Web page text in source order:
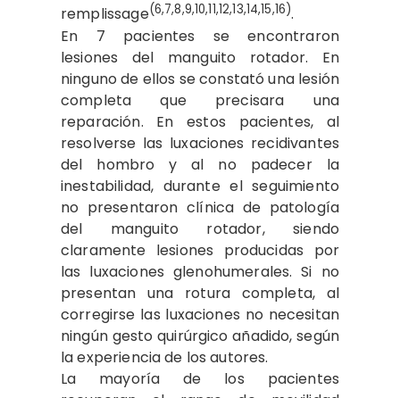
remplissage(6,7,8,9,10,11,12,13,14,15,16).
En 7 pacientes se encontraron
lesiones del manguito rotador. En
ninguno de ellos se constató una lesión
completa que precisara una
reparación. En estos pacientes, al
resolverse las luxaciones recidivantes
del hombro y al no padecer la
inestabilidad, durante el seguimiento
no presentaron clínica de patología
del manguito rotador, siendo
claramente lesiones producidas por
las luxaciones glenohumerales. Si no
presentan una rotura completa, al
corregirse las luxaciones no necesitan
ningún gesto quirúrgico añadido, según
la experiencia de los autores.
La mayoría de los pacientes